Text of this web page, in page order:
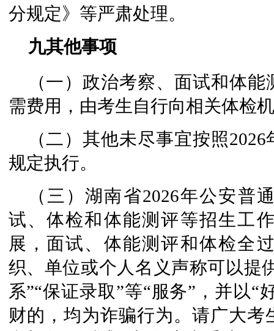
分规定》等严肃处理。
九其他事项
（一）政治考察、面试和体
需费用，由考生自行向相关体检
（二）其他未尽事宜按照
规定执行。
（三）湖南省2026年公安普
试、体检和体能测评等招生工
展，面试、体能测评和体检全
织、单位或个人名义声称可以提
系”“保证录取”等“服务”，并以“
财的，均为诈骗行为。请广大